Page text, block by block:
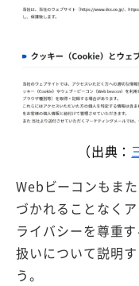
（出典：
Webビーコンもま
づかれることなく
ライバシーを尊重
扱いについて説明
う。